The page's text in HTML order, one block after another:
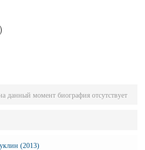
)
данный момент биография отсутствует
(2013)